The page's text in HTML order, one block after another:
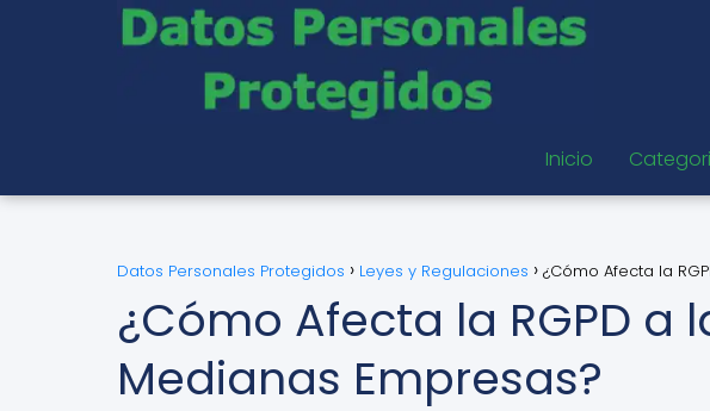
Inicio
Datos Personales Protegidos Leyes y Regulaciones ¿Cómo Afecta la
¿Cómo Afecta la RGPD a
Medianas Empresas?